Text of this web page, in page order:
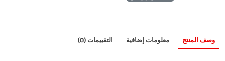
وصف المنتج معلومات إضافية التقييمات (0)